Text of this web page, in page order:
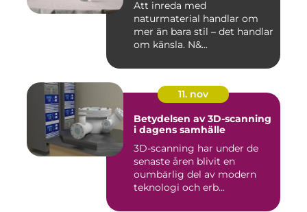
Att inreda med
naturmaterial handlar om
mer än bara stil – det handlar
om känsla. N&...
11. nov
Betydelsen av 3D-scanning
i dagens samhälle
3D-scanning har under de
senaste åren blivit en
oumbärlig del av modern
teknologi och erb...